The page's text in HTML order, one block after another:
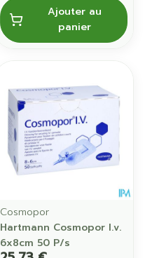
Ajouter au
panier
Cosmopor
Hartmann Cosmopor I.v.
6x8cm 50 P/s